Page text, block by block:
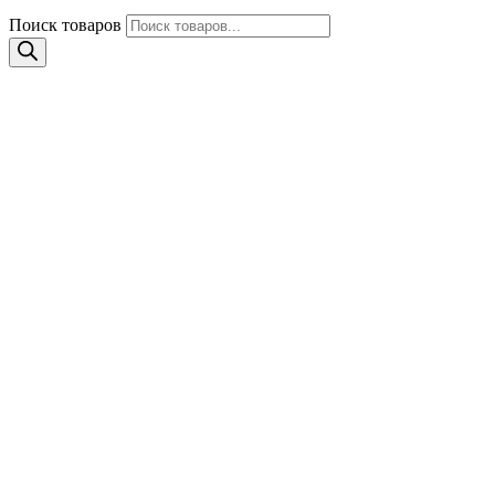
Поиск товаров